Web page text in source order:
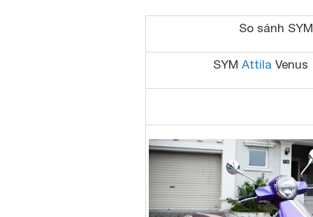
So sánh S
SYM Attila Venus